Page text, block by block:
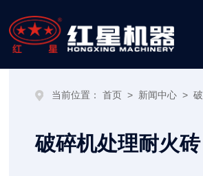
当前位置： 首页 > 新闻中心 >
破碎机处理耐火